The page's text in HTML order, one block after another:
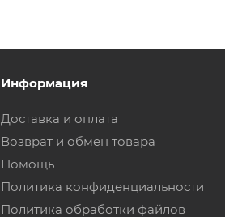
Информация
Доставка и оплата
Возврат и обмен товара
Помощь
Политика конфиденциальности
Политика обработки файлов